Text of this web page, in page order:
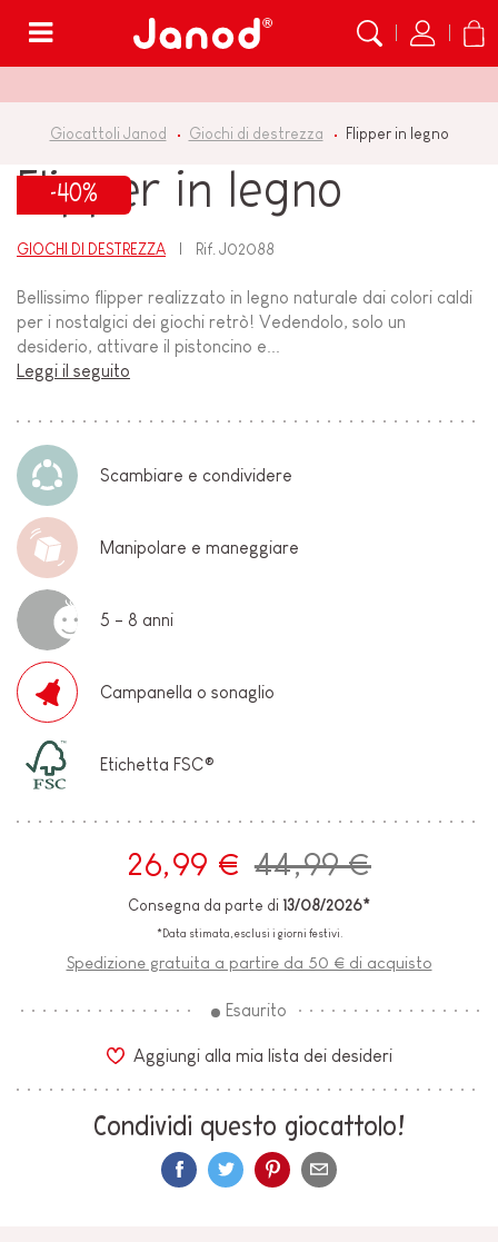
Giocattoli Janod Giochi di destrezza Flipper in legno
-40%
Flipper in legno
GIOCHI DI DESTREZZA Rif.J02088
Bellissimo flipper realizzato in legno naturale dai colori caldi
per i nostalgici dei giochi retrò! Vedendolo, solo un
desiderio, attivare il pistoncino e...
Leggi il seguito
Scambiare e condividere
Manipolare e maneggiare
5 - 8 anni
Campanella o sonaglio
Etichetta FSC®
26,99 € 44,99 €
Consegna da parte di 13/08/2026*
*Data stimata, esclusi i giorni festivi.
Spedizione gratuita a partire da 50 € di acquisto
Esaurito
Aggiungi alla mia lista dei desideri
Condividi questo giocattolo!